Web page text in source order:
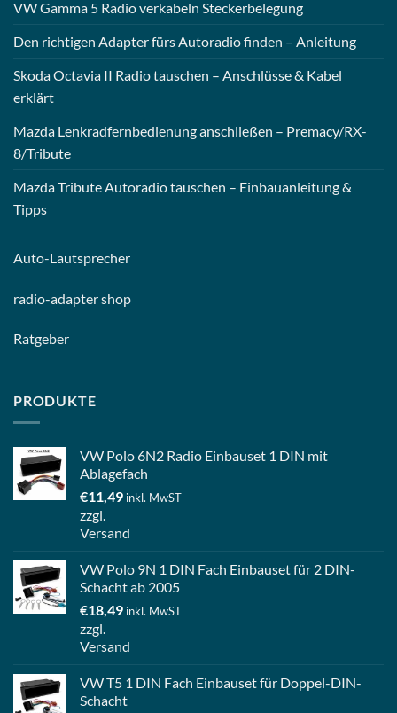
VW Gamma 5 Radio verkabeln Steckerbelegung
Den richtigen Adapter fürs Autoradio finden – Anleitung
Skoda Octavia II Radio tauschen – Anschlüsse & Kabel
erklärt
Mazda Lenkradfernbedienung anschließen – Premacy/RX-
8/Tribute
Mazda Tribute Autoradio tauschen – Einbauanleitung &
Tipps
Auto-Lautsprecher
radio-adapter shop
Ratgeber
PRODUKTE
VW Polo 6N2 Radio Einbauset 1 DIN mit
Ablagefach
€11,49 inkl. MwST
zzgl.
Versand
VW Polo 9N 1 DIN Fach Einbauset für 2 DIN-
Schacht ab 2005
€18,49 inkl. MwST
zzgl.
Versand
VW T5 1 DIN Fach Einbauset für Doppel-DIN-
Schacht